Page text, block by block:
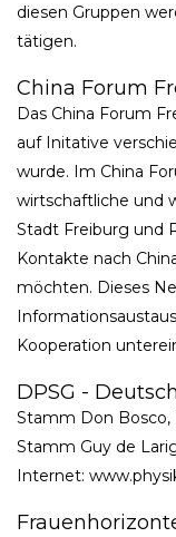
diesen Gruppen
tätigen.
China Forum
Das China Forum
auf Initative
wurde. Im China
wirtschaftliche und
Stadt Freiburg und
Kontakte nach
möchten. Dieses
Kooperation
DPSG -
Stamm Don Bosco,
Stamm Guy de
Internet: